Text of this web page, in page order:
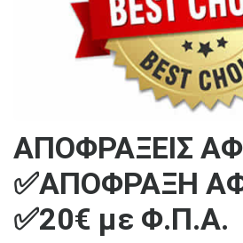
ΑΠΟΦΡΑΞΕΙΣ
✅ΑΠΟΦΡΑΞΗ
✅20€ με Φ.Π.Α.